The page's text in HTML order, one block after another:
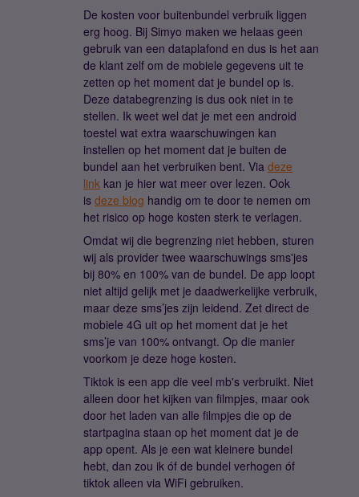
De kosten voor buitenbundel verbruik liggen
erg hoog. Bij Simyo maken we helaas geen
gebruik van een dataplafond en dus is het aan
de klant zelf om de mobiele gegevens uit te
zetten op het moment dat je bundel op is.
Deze databegrenzing is dus ook niet in te
stellen. Ik weet wel dat je met een android
toestel wat extra waarschuwingen kan
instellen op het moment dat je buiten de
bundel aan het verbruiken bent. Via deze
link kan je hier wat meer over lezen. Ook
is deze blog handig om te door te nemen om
het risico op hoge kosten sterk te verlagen.
Omdat wij die begrenzing niet hebben, sturen
wij als provider twee waarschuwings sms'jes
bij 80% en 100% van de bundel. De app loopt
niet altijd gelijk met je daadwerkelijke verbruik,
maar deze sms’jes zijn leidend. Zet direct de
mobiele 4G uit op het moment dat je het
sms’je van 100% ontvangt. Op die manier
voorkom je deze hoge kosten.
Tiktok is een app die veel mb's verbruikt. Niet
alleen door het kijken van filmpjes, maar ook
door het laden van alle filmpjes die op de
startpagina staan op het moment dat je de
app opent. Als je een wat kleinere bundel
hebt, dan zou ik óf de bundel verhogen óf
tiktok alleen via WiFi gebruiken.